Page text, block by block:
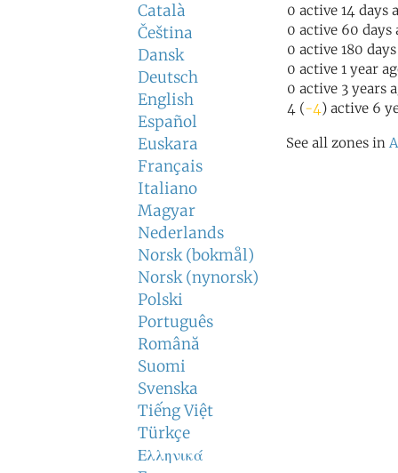
Català
Čeština
Dansk
Deutsch
English
Español
Euskara
Français
Italiano
Magyar
Nederlands
Norsk (bokmål)
Norsk (nynorsk)
Polski
Português
Română
Suomi
Svenska
Tiếng Việt
Türkçe
Ελληνικά
0 active 14 days
0 active 60 days
0 active 180
0 active 1 year
0 active 3 years
4 (-4) active 6
See all zones in